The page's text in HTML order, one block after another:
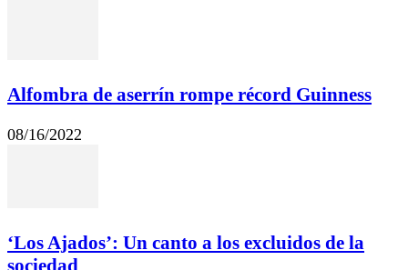
Alfombra de aserrín rompe récord Guinness
08/16/2022
‘Los Ajados’: Un canto a los excluidos de la